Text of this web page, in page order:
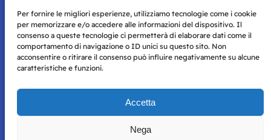
Per fornire le migliori esperienze, utilizziamo tecnologie come i cookie
per memorizzare e/o accedere alle informazioni del dispositivo. Il
consenso a queste tecnologie ci permetterà di elaborare dati come il
comportamento di navigazione o ID unici su questo sito. Non
acconsentire o ritirare il consenso può influire negativamente su alcune
caratteristiche e funzioni.
Accetta
Nega
Storie di Napoli è una testata registrata presso il tribunale di
per mero scopo didattico e informativo.